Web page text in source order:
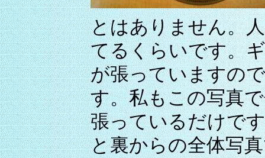
とはありません。
てるくらいです。
が張っていますの
す。私もこの写真
張っているだけで
と裏からの全体写